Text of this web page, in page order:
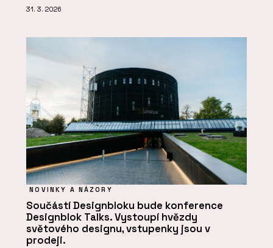
31. 3. 2026
NOVINKY A NÁZORY
Součástí Designbloku bude konference
Designblok Talks. Vystoupí hvězdy
světového designu, vstupenky jsou v
prodeji.